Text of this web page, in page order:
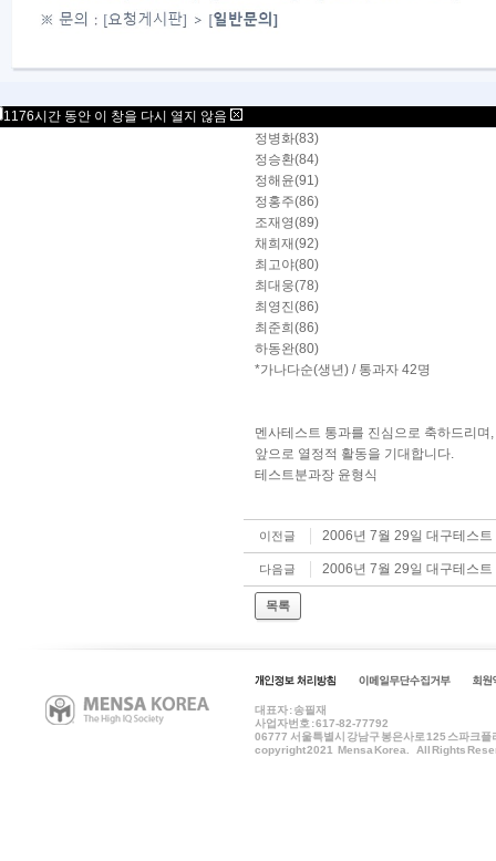
이찬웅(88)
장지수(85)
정병화(83)
정승환(84)
정해윤(91)
정홍주(86)
조재영(89)
채희재(92)
최고야(80)
최대웅(78)
최영진(86)
최준희(86)
하동완(80)
*가나다순(생년) / 통과자 42명
멘사테스트 통과를 진심으로 축하드리며,
앞으로 열정적 활동을 기대합니다.
테스트분과장 윤형식
이전글 2006년 7월 29일 대구테스트
다음글 2006년 7월 29일 대구테스트
목록
대표자 : 송필재
사업자번호 : 617-82-77792
06777 서울특별시 강남구 봉은사로 125 스파
copyright 2021 Mensa Korea. All Rights
1176시간 동안 이 창을 다시 열지 않음